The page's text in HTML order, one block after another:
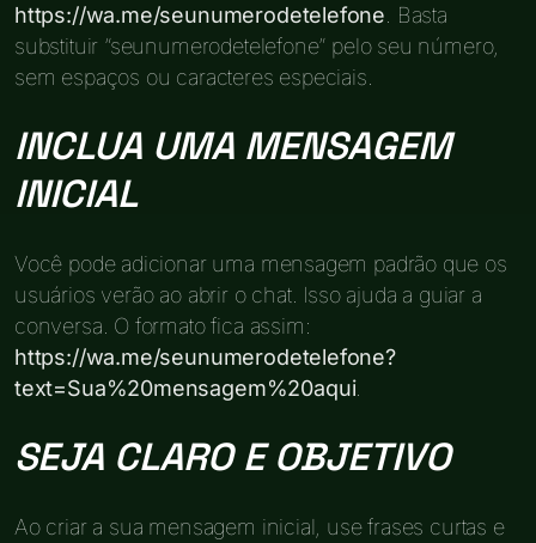
https://wa.me/seunumerodetelefone . Basta
substituir “seunumerodetelefone” pelo seu número,
sem espaços ou caracteres especiais.
INCLUA UMA MENSAGEM
INICIAL
Você pode adicionar uma mensagem padrão que os
usuários verão ao abrir o chat. Isso ajuda a guiar a
conversa. O formato fica assim:
https://wa.me/seunumerodetelefone?
text=Sua%20mensagem%20aqui.
SEJA CLARO E OBJETIVO
Ao criar a sua mensagem inicial, use frases curtas e